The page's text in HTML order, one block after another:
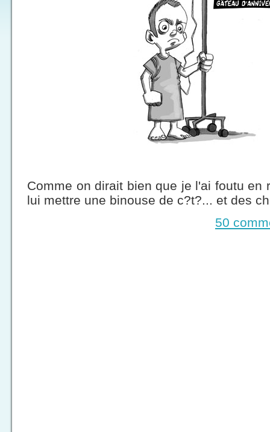
Comme on dirait bien que je l'ai foutu en
lui mettre une binouse de c?t?... et des
50